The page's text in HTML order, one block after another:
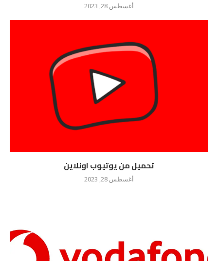
أغسطس 28, 2023
تحميل من يوتيوب اونلاين
أغسطس 28, 2023